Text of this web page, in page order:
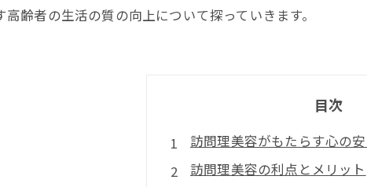
齢者の生活の質の向上について探っていきます。
目次
訪問理美容がもたらす心の
訪問理美容の利点とメリット